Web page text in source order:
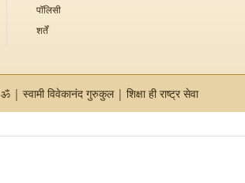
पॉलिसी
शर्तें
ॐ | स्वामी विवेकानंद गुरुकुल | शिक्षा ही राष्ट्र सेवा